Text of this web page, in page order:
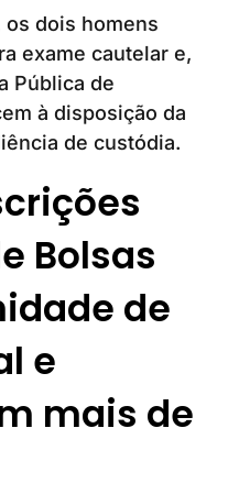
dois homens
exame cautelar e,
Pública de
à disposição da
de custódia.
Bolsas
de
e
mais de